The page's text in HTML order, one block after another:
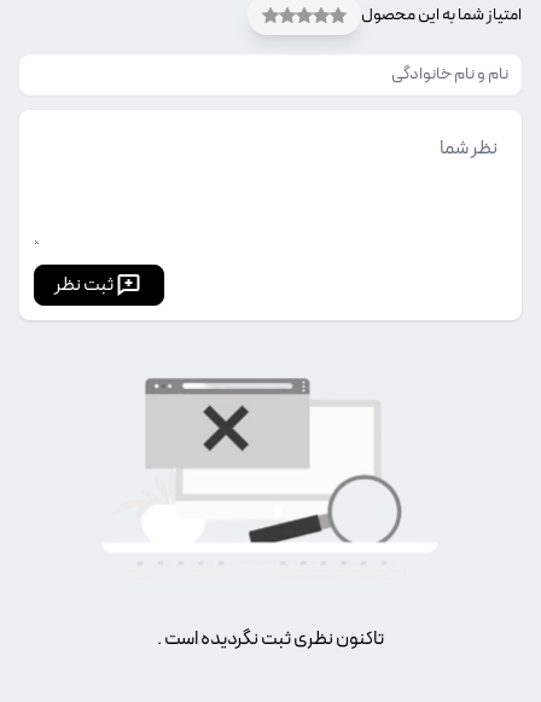
امتیاز شما به این محصول
ثبت نظر
تاکنون نظری ثبت نگردیده است .